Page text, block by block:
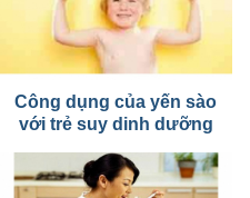
Công dụng của yến sào
với trẻ suy dinh dưỡng